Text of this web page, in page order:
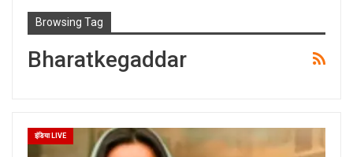
Browsing Tag
Bharatkegaddar
इंडिया LIVE